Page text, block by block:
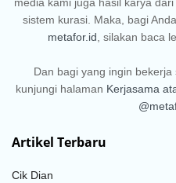
sistem kurasi. Maka, bagi
metafor.id , silakan baca
Dan bagi yang ingin
kunjungi halaman Kerjasama
Artikel Terbaru
Cik Dian